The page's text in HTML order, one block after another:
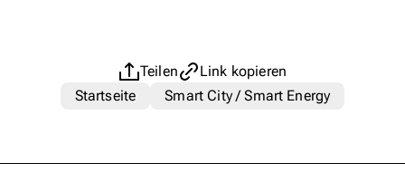
Teilen
Link kopieren
Startseite
Smart City / Smart Energy